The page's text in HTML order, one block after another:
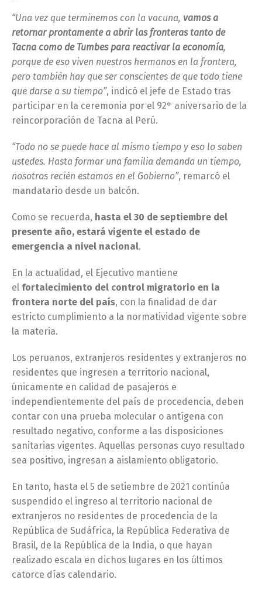
“Una vez que terminemos con la vacuna, vamos a
retornar prontamente a abrir las fronteras tanto de
Tacna como de Tumbes para reactivar la economía,
porque de eso viven nuestros hermanos en la frontera,
pero también hay que ser conscientes de que todo tiene
que darse a su tiempo”, indicó el jefe de Estado tras
participar en la ceremonia por el 92° aniversario de la
reincorporación de Tacna al Perú.
“Todo no se puede hace al mismo tiempo y eso lo saben
ustedes. Hasta formar una familia demanda un tiempo,
nosotros recién estamos en el Gobierno”, remarcó el
mandatario desde un balcón.
Como se recuerda, hasta el 30 de septiembre del
presente año, estará vigente el estado de
emergencia a nivel nacional.
En la actualidad, el Ejecutivo mantiene
el fortalecimiento del control migratorio en la
frontera norte del país, con la finalidad de dar
estricto cumplimiento a la normatividad vigente sobre
la materia.
Los peruanos, extranjeros residentes y extranjeros no
residentes que ingresen a territorio nacional,
únicamente en calidad de pasajeros e
independientemente del país de procedencia, deben
contar con una prueba molecular o antígena con
resultado negativo, conforme a las disposiciones
sanitarias vigentes. Aquellas personas cuyo resultado
sea positivo, ingresan a aislamiento obligatorio.
En tanto, hasta el 5 de setiembre de 2021 continúa
suspendido el ingreso al territorio nacional de
extranjeros no residentes de procedencia de la
República de Sudáfrica, la República Federativa de
Brasil, de la República de la India, o que hayan
realizado escala en dichos lugares en los últimos
catorce días calendario.